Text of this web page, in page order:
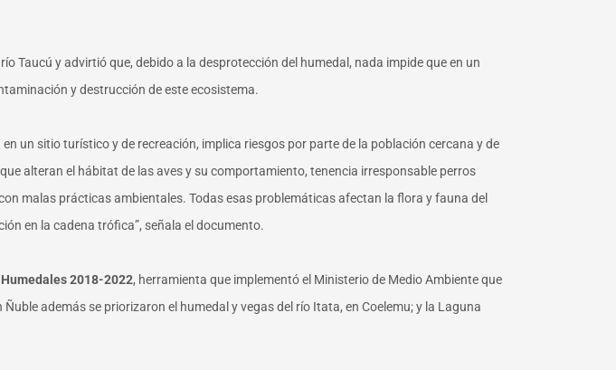
Taucú y advirtió que, debido a la desprotección del humedal, nada impide que en un
y destrucción de este ecosistema.
un sitio turístico y de recreación, implica riesgos por parte de la población cercana y de
alteran el hábitat de las aves y su comportamiento, tenencia irresponsable perros
malas prácticas ambientales. Todas esas problemáticas afectan la flora y fauna del
en la cadena trófica”, señala el documento.
2018-2022, herramienta que implementó el Ministerio de Medio Ambienteque
además se priorizaron el humedal y vegas del río Itata, en Coelemu; y la Laguna